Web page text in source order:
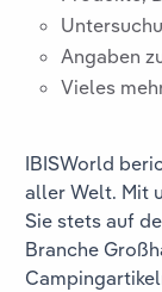
Angaben
Vieles
IBISWorld
aller Welt. Mit
Sie stets auf
Branche